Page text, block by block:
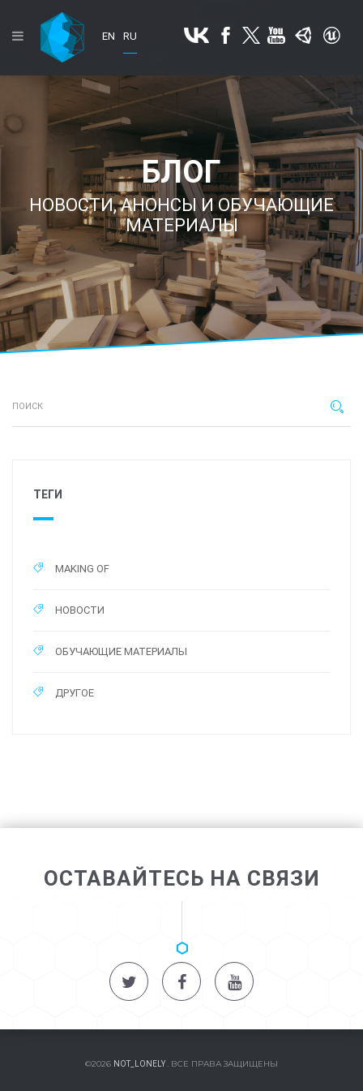
EN RU
БЛОГ
НОВОСТИ, АНОНСЫ И ОБУЧАЮЩИЕ
МАТЕРИАЛЫ
ТЕГИ
MAKING OF
НОВОСТИ
ОБУЧАЮЩИЕ МАТЕРИАЛЫ
ДРУГОЕ
ОСТАВАЙТЕСЬ НА СВЯЗИ
©2026 NOT_LONELY. ВСЕ ПРАВА ЗАЩИЩЕНЫ